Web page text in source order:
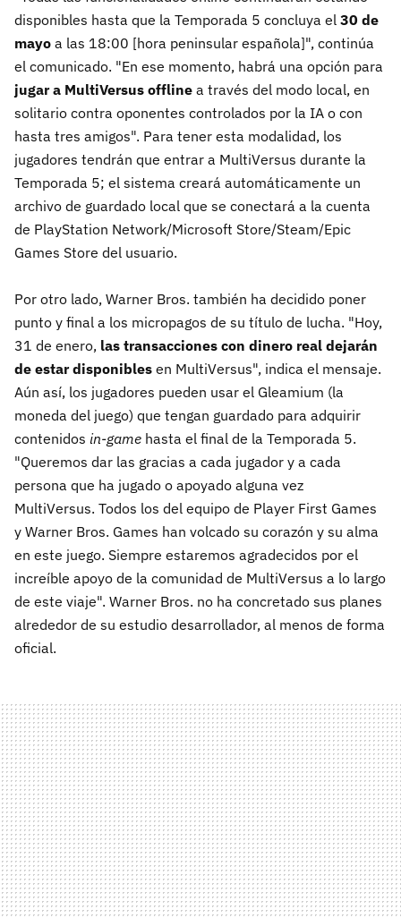
disponibles hasta que la Temporada 5 concluya el 30 de
mayo a las 18:00 [hora peninsular española]", continúa
el comunicado. "En ese momento, habrá una opción para
jugar a MultiVersus offline a través del modo local, en
solitario contra oponentes controlados por la IA o con
hasta tres amigos". Para tener esta modalidad, los
jugadores tendrán que entrar a MultiVersus durante la
Temporada 5; el sistema creará automáticamente un
archivo de guardado local que se conectará a la cuenta
de PlayStation Network/Microsoft Store/Steam/Epic
Games Store del usuario.
Por otro lado, Warner Bros. también ha decidido poner
punto y final a los micropagos de su título de lucha. "Hoy,
31 de enero, las transacciones con dinero real dejarán
de estar disponibles en MultiVersus", indica el mensaje.
Aún así, los jugadores pueden usar el Gleamium (la
moneda del juego) que tengan guardado para adquirir
contenidos in-game hasta el final de la Temporada 5.
"Queremos dar las gracias a cada jugador y a cada
persona que ha jugado o apoyado alguna vez
MultiVersus. Todos los del equipo de Player First Games
y Warner Bros. Games han volcado su corazón y su alma
en este juego. Siempre estaremos agradecidos por el
increíble apoyo de la comunidad de MultiVersus a lo largo
de este viaje". Warner Bros. no ha concretado sus planes
alrededor de su estudio desarrollador, al menos de forma
oficial.